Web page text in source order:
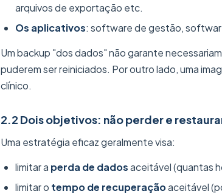
arquivos de exportação etc.
Os aplicativos: software de gestão,
Um backup "dos dados" não garante
puderem ser reiniciados. Por outro lado, uma
clínico.
2.2 Dois objetivos: não perder e
Uma estratégia eficaz geralmente visa:
limitar a perda de dadosaceitável (quantas
limitar o tempo de recuperaçãoaceitável